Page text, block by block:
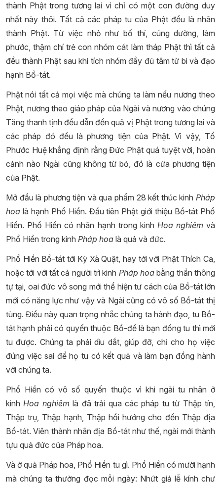
thành Phật trong tương lai vì chỉ có một con đường duy
nhất này thôi. Tất cả các pháp tu của Phật đều là nhân
thành Phật. Từ việc nhỏ như bố thí, cúng dường, làm
phước, thậm chí trẻ con nhóm cát làm tháp Phật thì tất cả
đều thành Phật sau khi tích nhóm đầy đủ tâm từ bi và đạo
hạnh Bồ-tát.
Phật nói tất cả mọi việc mà chúng ta làm nếu nương theo
Phật, nương theo giáo pháp của Ngài và nương vào chúng
Tăng thanh tịnh đều dẫn đến quả vị Phật trong tương lai và
các pháp đó đều là phương tiện của Phật. Vì vậy, Tổ
Phước Huệ khẳng định rằng Đức Phật quá tuyệt vời, hoàn
cảnh nào Ngài cũng không từ bỏ, đó là cửa phương tiện
của Phật.
Mở đầu là phương tiện và qua phẩm 28 kết thúc kinh Pháp
hoa là hạnh Phổ Hiền. Đầu tiên Phật giới thiệu Bồ-tát Phổ
Hiền. Phổ Hiền có nhân hạnh trong kinh Hoa nghiêmvà
Phổ Hiền trong kinh Pháp hoa là quả và đức.
Phổ Hiền Bồ-tát tới Kỳ Xà Quật, hay tới với Phật Thích Ca,
hoặc tới với tất cả người trì kinh Pháp hoabằng thần thông
tự tại, oai đức vô song mới thể hiện tư cách của Bồ-tát lớn
mới có năng lực như vậy và Ngài cũng có vô số Bồ-tát thị
tùng. Điều này quan trọng nhắc chúng ta hành đạo, tu Bồ-
tát hạnh phải có quyến thuộc Bồ-đề là bạn đồng tu thì mới
tu được. Chúng ta phải dìu dắt, giúp đỡ, chỉ cho họ việc
đúng việc sai để họ tu có kết quả và làm bạn đồng hành
với chúng ta.
Phổ Hiền có vô số quyến thuộc vì khi ngài tu nhân ở
kinhHoa nghiêm là đã trải qua các pháp tu từ Thập tín,
Thập trụ, Thập hạnh, Thập hồi hướng cho đến Thập địa
Bồ-tát. Viên thành nhân địa Bồ-tát như thế, ngài mới thành
tựu quả đức của Pháp hoa.
Và ở quả Pháp hoa, Phổ Hiền tu gì. Phổ Hiền có mười hạnh
mà chúng ta thường đọc mỗi ngày: Nhứt giả lễ kính chư